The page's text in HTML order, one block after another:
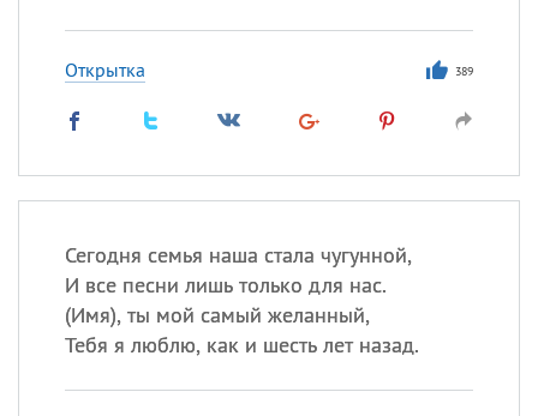
Открытка 389
Сегодня семья наша стала чугунной,
И все песни лишь только для нас.
(Имя), ты мой самый желанный,
Тебя я люблю, как и шесть лет назад.